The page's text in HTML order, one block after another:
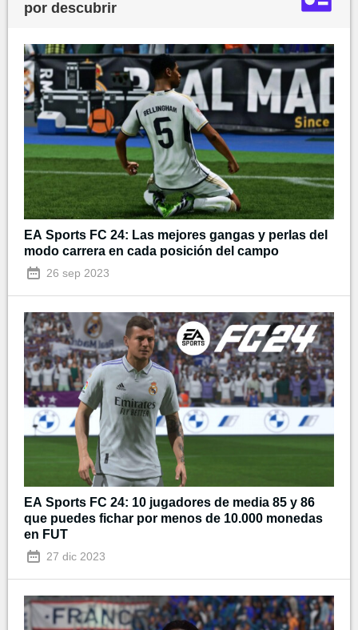
por descubrir
EA Sports FC 24: Las mejores gangas y perlas del
modo carrera en cada posición del campo
26 sep 2023
EA Sports FC 24: 10 jugadores de media 85 y 86
que puedes fichar por menos de 10.000 monedas
en FUT
27 dic 2023